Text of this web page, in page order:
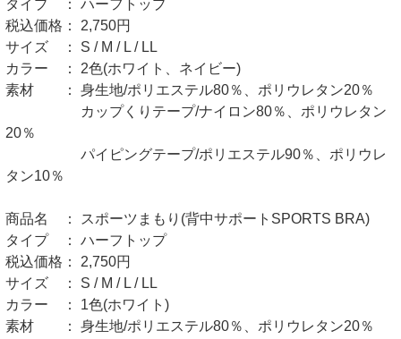
タイプ ： ハーフトップ
税込価格： 2,750円
サイズ ： S / M / L / LL
カラー ： 2色(ホワイト、ネイビー)
素材 ： 身生地/ポリエステル80％、ポリウレタン20％
カップくりテープ/ナイロン80％、ポリウレタン
20％
パイピングテープ/ポリエステル90％、ポリウレ
タン10％
商品名 ： スポーツまもり(背中サポートSPORTS BRA)
タイプ ： ハーフトップ
税込価格： 2,750円
サイズ ： S / M / L / LL
カラー ： 1色(ホワイト)
素材 ： 身生地/ポリエステル80％、ポリウレタン20％